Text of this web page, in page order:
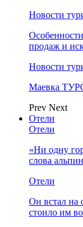
Новости
продаж и
Новости
Маевка
Prev Next
Отели
Отели
«Ни одну
слова
Отели
Он встал на
стоило им